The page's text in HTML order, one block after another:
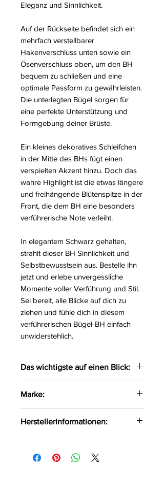
Eleganz und Sinnlichkeit.
Auf der Rückseite befindet sich ein
mehrfach verstellbarer
Hakenverschluss unten sowie ein
Ösenverschluss oben, um den BH
bequem zu schließen und eine
optimale Passform zu gewährleisten.
Die unterlegten Bügel sorgen für
eine perfekte Unterstützung und
Formgebung deiner Brüste.
Ein kleines dekoratives Schleifchen
in der Mitte des BHs fügt einen
verspielten Akzent hinzu. Doch das
wahre Highlight ist die etwas längere
und freihängende Blütenspitze in der
Front, die dem BH eine besonders
verführerische Note verleiht.
In elegantem Schwarz gehalten,
strahlt dieser BH Sinnlichkeit und
Selbstbewusstsein aus. Bestelle ihn
jetzt und erlebe unvergessliche
Momente voller Verführung und Stil.
Sei bereit, alle Blicke auf dich zu
ziehen und fühle dich in diesem
verführerischen Bügel-BH einfach
unwiderstehlich.
Das wichtigste auf einen Blick:
einer Kombination aus zartem
Tüll und weicher Spitze
gefertigt
Auf der Rückseite durch einen
Marke:
Herstellerinformationen:
Tadeusza 1/1 Białystok, Polen, 15-